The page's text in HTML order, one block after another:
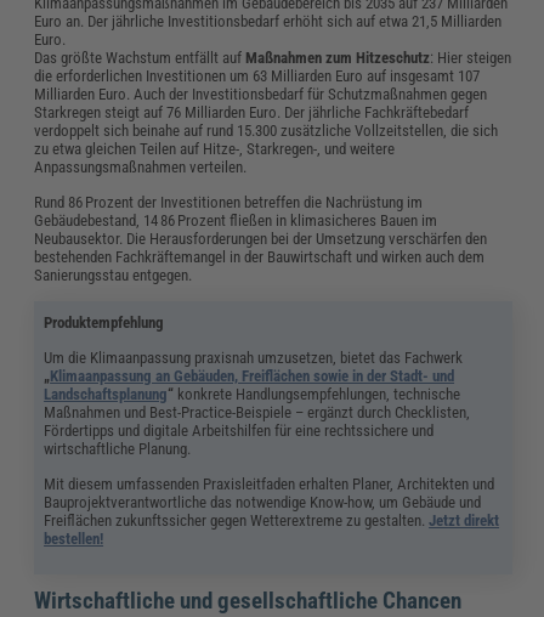
Euro an. Der jährliche Investitionsbedarf erhöht sich auf etwa 21,5 Milliarden
Euro.
Das größte Wachstum entfällt auf Maßnahmen zum Hitzeschutz: Hier steigen
die erforderlichen Investitionen um 63 Milliarden Euro auf insgesamt 107
Milliarden Euro. Auch der Investitionsbedarf für Schutzmaßnahmen gegen
Starkregen steigt auf 76 Milliarden Euro. Der jährliche Fachkräftebedarf
verdoppelt sich beinahe auf rund 15.300 zusätzliche Vollzeitstellen, die sich
zu etwa gleichen Teilen auf Hitze-, Starkregen-, und weitere
Anpassungsmaßnahmen verteilen.
Rund 86 Prozent der Investitionen betreffen die Nachrüstung im
Gebäudebestand, 14 86 Prozent fließen in klimasicheres Bauen im
Neubausektor. Die Herausforderungen bei der Umsetzung verschärfen den
bestehenden Fachkräftemangel in der Bauwirtschaft und wirken auch dem
Sanierungsstau entgegen.
Produktempfehlung
Um die Klimaanpassung praxisnah umzusetzen, bietet das Fachwerk
„Klimaanpassung an Gebäuden, Freiflächen sowie in der Stadt- und
Landschaftsplanung“ konkrete Handlungsempfehlungen, technische
Maßnahmen und Best-Practice-Beispiele – ergänzt durch Checklisten,
Fördertipps und digitale Arbeitshilfen für eine rechtssichere und
wirtschaftliche Planung.
Mit diesem umfassenden Praxisleitfaden erhalten Planer, Architekten und
Bauprojektverantwortliche das notwendige Know-how, um Gebäude und
Freiflächen zukunftssicher gegen Wetterextreme zu gestalten.Jetzt direkt
bestellen!
Wirtschaftliche und gesellschaftliche Chancen